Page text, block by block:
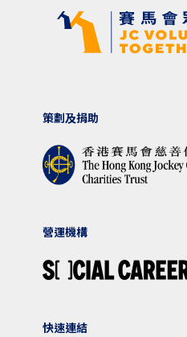
策劃及捐助
營運機構
快速連結